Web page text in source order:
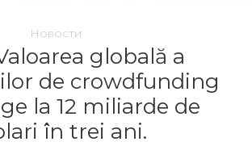
Новости
globală a
de crowdfunding
la 12 miliarde de
în trei ani.